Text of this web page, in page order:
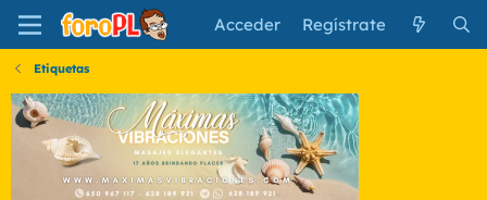
Acceder Regístrate
Etiquetas